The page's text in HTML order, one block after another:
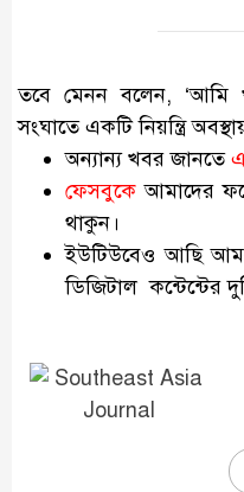
তবে মেনন বলেন, ‘আমি
সংঘাতে একটি নিয়ন্ত্রি
অন্যান্য খবর জানতে
ফেসবুকে আমাদের
থাকুন।
ইউটিউবেও আছি
ডিজিটাল কন্টেন্টের